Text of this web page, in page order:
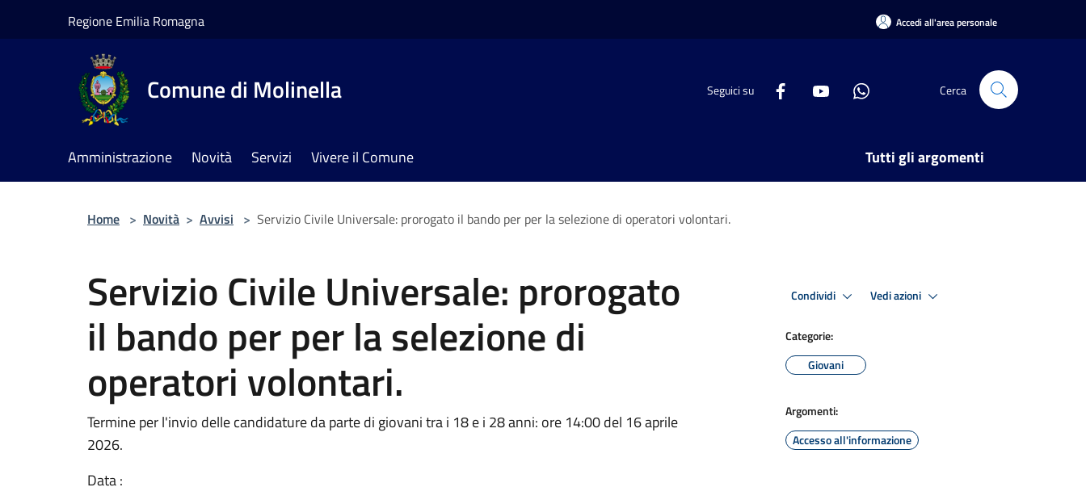
Regione Emilia Romagna Accedi all'area personale
Comune di Molinella Seguici su Cerca
Amministrazione Novità Servizi Vivere il Comune Tutti gli argomenti
Home > Novità > Avvisi > Servizio Civile Universale: prorogato il bando per per la selezione di operatori volontari.
Servizio Civile Universale: prorogato
il bando per per la selezione di
operatori volontari.
Termine per l'invio delle candidature da parte di giovani tra i 18 e i 28 anni: ore 14:00 del 16 aprile
2026.
Data :
Condividi Vedi azioni
Categorie:
Giovani
Argomenti:
Accesso all'informazione